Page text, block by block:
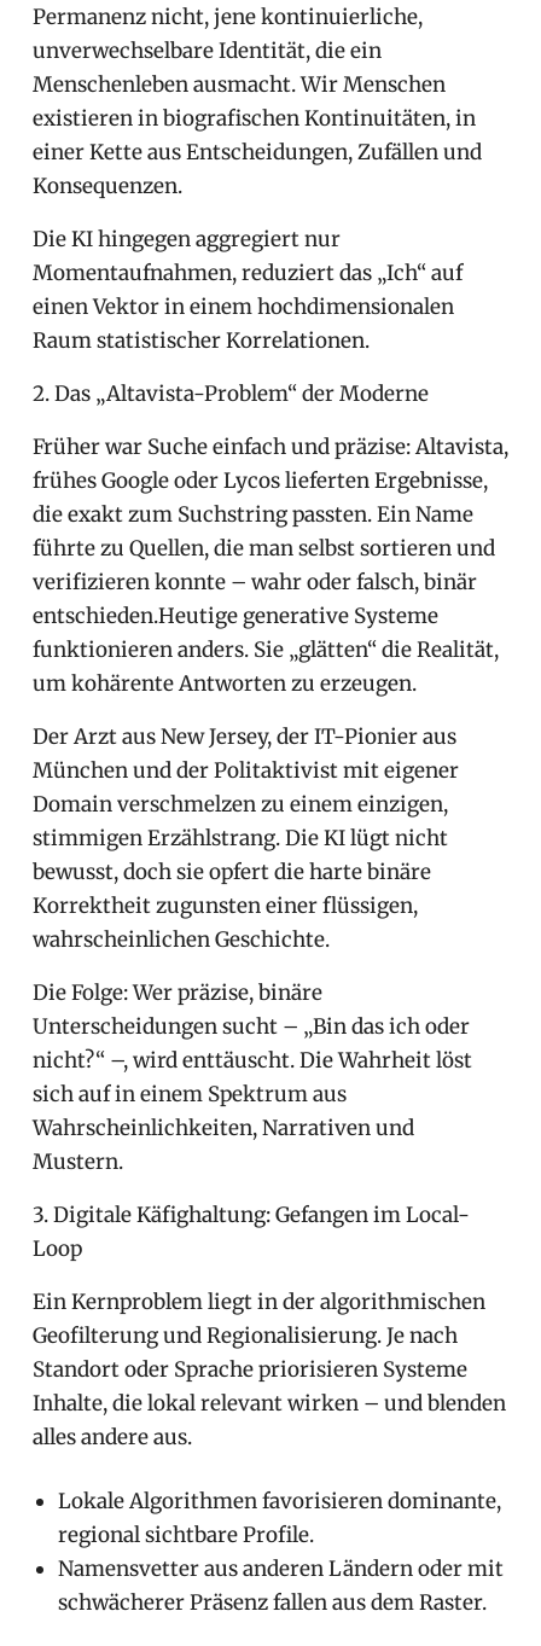
Permanenz nicht, jene kontinuierliche,
unverwechselbare Identität, die ein
Menschenleben ausmacht. Wir Menschen
existieren in biografischen Kontinuitäten, in
einer Kette aus Entscheidungen, Zufällen und
Konsequenzen.
Die KI hingegen aggregiert nur
Momentaufnahmen, reduziert das „Ich“ auf
einen Vektor in einem hochdimensionalen
Raum statistischer Korrelationen.
2. Das „Altavista-Problem“ der Moderne
Früher war Suche einfach und präzise: Altavista,
frühes Google oder Lycos lieferten Ergebnisse,
die exakt zum Suchstring passten. Ein Name
führte zu Quellen, die man selbst sortieren und
verifizieren konnte – wahr oder falsch, binär
entschieden.Heutige generative Systeme
funktionieren anders. Sie „glätten“ die Realität,
um kohärente Antworten zu erzeugen.
Der Arzt aus New Jersey, der IT-Pionier aus
München und der Politaktivist mit eigener
Domain verschmelzen zu einem einzigen,
stimmigen Erzählstrang. Die KI lügt nicht
bewusst, doch sie opfert die harte binäre
Korrektheit zugunsten einer flüssigen,
wahrscheinlichen Geschichte.
Die Folge: Wer präzise, binäre
Unterscheidungen sucht – „Bin das ich oder
nicht?“ –, wird enttäuscht. Die Wahrheit löst
sich auf in einem Spektrum aus
Wahrscheinlichkeiten, Narrativen und
Mustern.
3. Digitale Käfighaltung: Gefangen im Local-
Loop
Ein Kernproblem liegt in der algorithmischen
Geofilterung und Regionalisierung. Je nach
Standort oder Sprache priorisieren Systeme
Inhalte, die lokal relevant wirken – und blenden
alles andere aus.
Lokale Algorithmen favorisieren dominante,
regional sichtbare Profile.
Namensvetter aus anderen Ländern oder mit
schwächerer Präsenz fallen aus dem Raster.